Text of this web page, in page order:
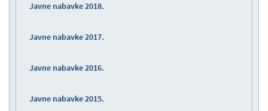
Javne nabavke 2018.
Javne nabavke 2017.
Javne nabavke 2016.
Javne nabavke 2015.